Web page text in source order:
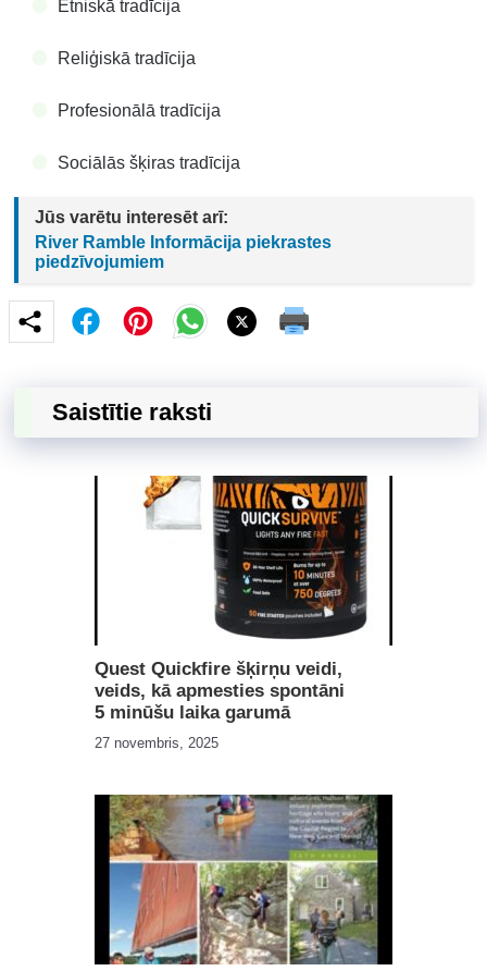
Etniskā tradīcija
Reliģiskā tradīcija
Profesionālā tradīcija
Sociālās šķiras tradīcija
Jūs varētu interesēt arī:
River Ramble Informācija piekrastes
piedzīvojumiem
Saistītie raksti
Quest Quickfire šķirņu veidi,
veids, kā apmesties spontāni
5 minūšu laika garumā
27 novembris, 2025